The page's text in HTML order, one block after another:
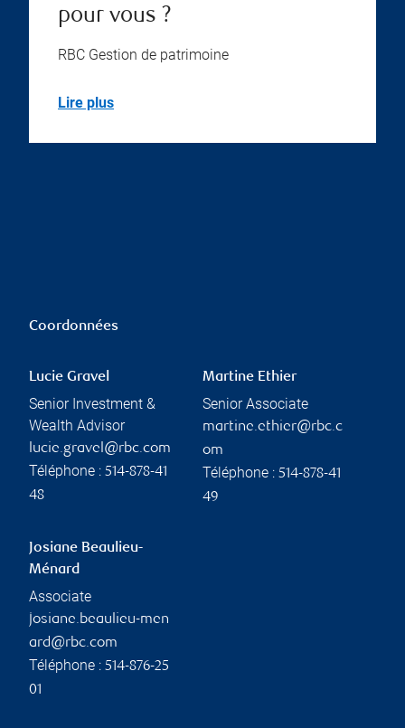
pour vous ?
RBC Gestion de patrimoine
Lire plus
Coordonnées
Lucie Gravel
Senior Investment &
Wealth Advisor
lucie.gravel@rbc.com
Téléphone : 514-878-41
48
Martine Ethier
Senior Associate
martine.ethier@rbc.c
om
Téléphone : 514-878-41
49
Josiane Beaulieu-
Ménard
Associate
josiane.beaulieu-men
ard@rbc.com
Téléphone : 514-876-25
01